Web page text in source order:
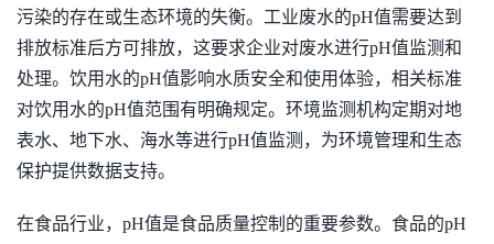
污染的存在或生态环境的失衡。工业废水的pH值需要达到
排放标准后方可排放，这要求企业对废水进行pH值监测和
处理。饮用水的pH值影响水质安全和使用体验，相关标准
对饮用水的pH值范围有明确规定。环境监测机构定期对地
表水、地下水、海水等进行pH值监测，为环境管理和生态
保护提供数据支持。
在食品行业，pH值是食品质量控制的重要参数。食品的pH